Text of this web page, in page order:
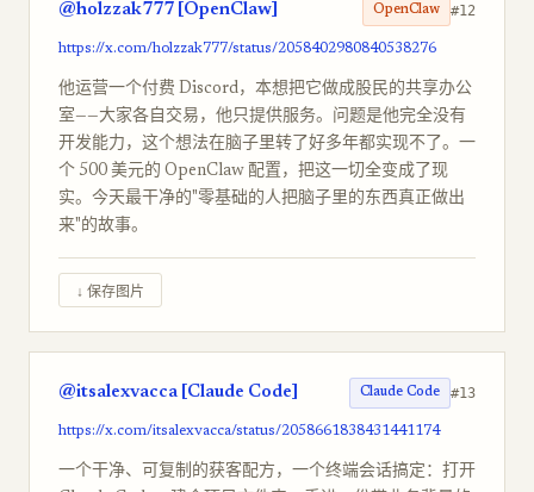
@holzzak777 [OpenClaw] OpenClaw #12
https://x.com/holzzak777/status/2058402980840538276
他运营一个付费 Discord，本想把它做成股民的共享办公
室——大家各自交易，他只提供服务。问题是他完全没有
开发能力，这个想法在脑子里转了好多年都实现不了。一
个 500 美元的 OpenClaw 配置，把这一切全变成了现
实。今天最干净的"零基础的人把脑子里的东西真正做出
来"的故事。
↓ 保存图片
@itsalexvacca [Claude Code] Claude Code #13
https://x.com/itsalexvacca/status/2058661838431441174
一个干净、可复制的获客配方，一个终端会话搞定：打开